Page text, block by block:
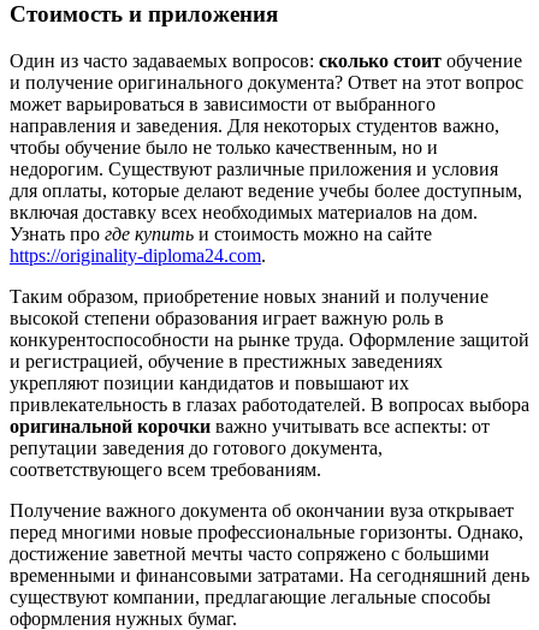
Стоимость и приложения
Один из часто задаваемых вопросов: сколько стоит обучение
и получение оригинального документа? Ответ на этот вопрос
может варьироваться в зависимости от выбранного
направления и заведения. Для некоторых студентов важно,
чтобы обучение было не только качественным, но и
недорогим. Существуют различные приложения и условия
для оплаты, которые делают ведение учебы более доступным,
включая доставку всех необходимых материалов на дом.
Узнать про где купить и стоимость можно на сайте
https://originality-diploma24.com.
Таким образом, приобретение новых знаний и получение
высокой степени образования играет важную роль в
конкурентоспособности на рынке труда. Оформление защитой
и регистрацией, обучение в престижных заведениях
укрепляют позиции кандидатов и повышают их
привлекательность в глазах работодателей. В вопросах выбора
оригинальной корочки важно учитывать все аспекты: от
репутации заведения до готового документа,
соответствующего всем требованиям.
Получение важного документа об окончании вуза открывает
перед многими новые профессиональные горизонты. Однако,
достижение заветной мечты часто сопряжено с большими
временными и финансовыми затратами. На сегодняшний день
существуют компании, предлагающие легальные способы
оформления нужных бумаг.